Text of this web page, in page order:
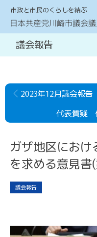
市政と市民のくらしを結ぶ
日本共産党川崎市議会
議会報告
2023年12月議会報
代表質疑
ガザ地区にお
を求める意見
議会報告